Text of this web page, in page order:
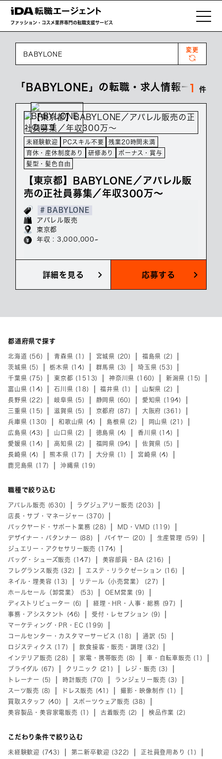
ファッション・コスメ業界専門の転職支援サービス
BABYLONE
変更
「BABYLONE」の転職・求人情報一覧
1 件
未経験歓迎 PCスキル不要
残業20時間未満
育休・産休制度あり
研修あり
ボーナス・賞与
髪型・髪色自由
【東京都】BABYLONE／アパレル販
売の正社員募集／年収300万～
# BABYLONE
アパレル販売
東京都
年収 : 3,000,000~
詳細を見る 応募する
都道府県で探す
北海道 (56) 青森県 (1) 宮城県 (20)
福島県 (2)
茨城県 (5)
栃木県 (14) 群馬県 (3)
埼玉県 (53)
千葉県 (75)
東京都 (1513) 神奈川県 (160)
新潟県 (15)
富山県 (14)
石川県 (18) 福井県 (1)
山梨県 (2)
長野県 (22)
岐阜県 (5) 静岡県 (60)
愛知県 (194)
三重県 (15)
滋賀県 (5) 京都府 (87)
大阪府 (361)
兵庫県 (130)
和歌山県 (4) 島根県 (2)
岡山県 (21)
広島県 (43)
山口県 (2) 徳島県 (4)
香川県 (14)
愛媛県 (14)
高知県 (2) 福岡県 (94)
佐賀県 (5)
長崎県 (4)
熊本県 (17) 大分県 (1)
宮崎県 (4)
鹿児島県 (17)
沖縄県 (19)
職種で絞り込む
アパレル販売 (630)
ラグジュアリー販売 (203)
店長・サブ・マネージャー (370)
バックヤード・サポート業務 (28)
MD・VMD (119)
デザイナー・パタンナー (88)
バイヤー (20)
生産管理 (59)
ジュエリー・アクセサリー販売 (174)
バッグ・シューズ販売 (147)
美容部員・BA (216)
フレグランス販売 (32)
エステ・リラクゼーション (16)
ネイル・理美容 (13)
リテール（小売営業） (27)
ホールセール（卸営業） (53)
OEM営業 (9)
ディストリビューター (6)
経理・HR・人事・総務 (97)
事務・アシスタント (46)
受付・レセプション (9)
マーケティング・PR・EC (199)
コールセンター・カスタマーサービス (18)
通訳 (5)
ロジスティクス (17)
飲食接客・販売・調理 (32)
インテリア販売 (28)
家電・携帯販売 (8)
車・自転車販売 (1)
ブライダル (67)
クリニック (21)
レジ・販売 (3)
トレーナー (5)
時計販売 (70)
ランジェリー販売 (3)
スーツ販売 (8)
ドレス販売 (41)
撮影・映像制作 (1)
買取スタッフ (40)
スポーツウェア販売 (38)
美容製品・美容家電販売 (1)
古着販売 (2) 検品作業 (2)
こだわり条件で絞り込む
未経験歓迎 (743) 第二新卒歓迎 (322)
正社員登用あり (1)